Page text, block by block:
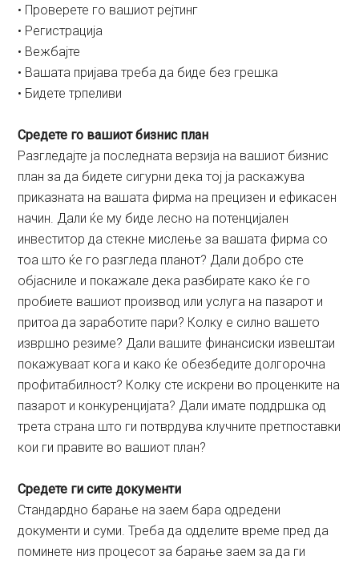
• Проверете го вашиот рејтинг
• Регистрација
• Вежбајте
• Вашата пријава треба да биде без грешка
• Бидете трпеливи
Средете го вашиот бизнис план
Разгледајте ја последната верзија на вашиот бизнис
план за да бидете сигурни дека тој ја раскажува
приказната на вашата фирма на прецизен и ефикасен
начин. Дали ќе му биде лесно на потенцијален
инвеститор да стекне мислење за вашата фирма со
тоа што ќе го разгледа планот? Дали добро сте
објасниле и покажале дека разбирате како ќе го
пробиете вашиот производ или услуга на пазарот и
притоа да заработите пари? Колку е силно вашето
извршно резиме? Дали вашите финансиски извештаи
покажуваат кога и како ќе обезбедите долгорочна
профитабилност? Колку сте искрени во проценките на
пазарот и конкуренцијата? Дали имате поддршка од
трета страна што ги потврдува клучните претпоставки
кои ги правите во вашиот план?
Средете ги сите документи
Стандардно барање на заем бара одредени
документи и суми. Треба да одделите време пред да
поминете низ процесот за барање заем за да ги